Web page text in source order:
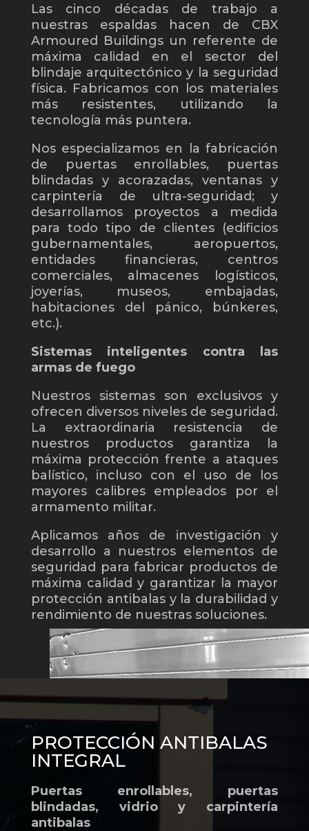
Las cinco décadas de trabajo a
nuestras espaldas hacen de CBX
Armoured Buildings un referente de
máxima calidad en el sector del
blindaje arquitectónico y la seguridad
física. Fabricamos con los materiales
más resistentes, utilizando la
tecnología más puntera.
Nos especializamos en la fabricación
de puertas enrollables, puertas
blindadas y acorazadas, ventanas y
carpintería de ultra-seguridad; y
desarrollamos proyectos a medida
para todo tipo de clientes (edificios
gubernamentales, aeropuertos,
entidades financieras, centros
comerciales, almacenes logísticos,
joyerías, museos, embajadas,
habitaciones del pánico, búnkeres,
etc.).
Sistemas inteligentes contra las
armas de fuego
Nuestros sistemas son exclusivos y
ofrecen diversos niveles de seguridad.
La extraordinaria resistencia de
nuestros productos garantiza la
máxima protección frente a ataques
balístico, incluso con el uso de los
mayores calibres empleados por el
armamento militar.
Aplicamos años de investigación y
desarrollo a nuestros elementos de
seguridad para fabricar productos de
máxima calidad y garantizar la mayor
protección antibalas y la durabilidad y
rendimiento de nuestras soluciones.
PROTECCIÓN ANTIBALAS
INTEGRAL
Puertas enrollables, puertas
blindadas, vidrio y carpintería
antibalas